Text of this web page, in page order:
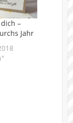
–
Jahr